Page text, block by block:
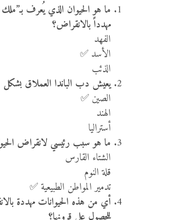
ما هو الحيوان الذي يُعرف
مهدداً بالانقراض؟
الفهد
الأسد ✅
الذئب
يعيش دب الباندا العملاق
الصين ✅
الهند
أستراليا
ما هو سبب رئيسي لانقراض
الشتاء القارس
قلة النوم
تدمير المواطن الطبيعية ✅
أي من هذه الحيوانات مهددة